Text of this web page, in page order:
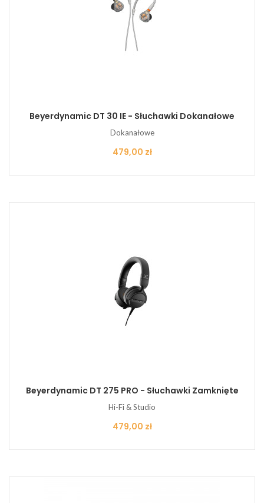
Beyerdynamic DT 30 IE - Słuchawki Dokanałowe
Dokanałowe
Cena
479,00 zł
Beyerdynamic DT 275 PRO - Słuchawki Zamknięte
Hi-Fi & Studio
Cena
479,00 zł